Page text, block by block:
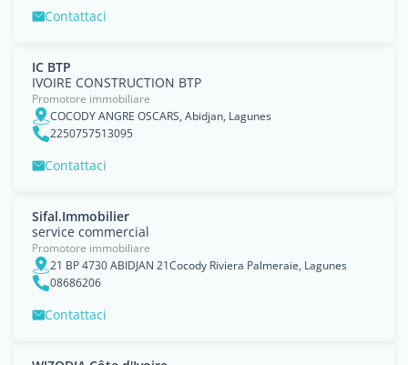
Contattaci
IC BTP
IVOIRE CONSTRUCTION BTP
Promotore immobiliare
COCODY ANGRE OSCARS, Abidjan, Lagunes
2250757513095
Contattaci
Sifal.Immobilier
service commercial
Promotore immobiliare
21 BP 4730 ABIDJAN 21Cocody Riviera Palmeraie, Lagunes
08686206
Contattaci